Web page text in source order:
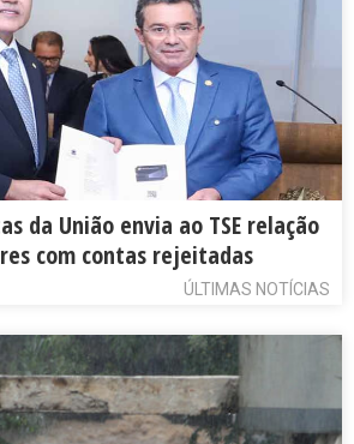
da União envia ao TSE relação
com contas rejeitadas
ÚLTIMAS NOTÍCIAS